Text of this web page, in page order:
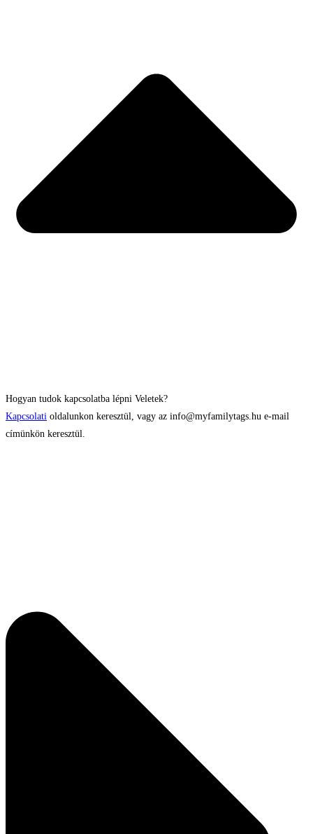
Hogyan tudok kapcsolatba lépni Veletek?
Kapcsolati oldalunkon keresztül, vagy az info@myfamilytags.hu e-mail
címünkön keresztül.